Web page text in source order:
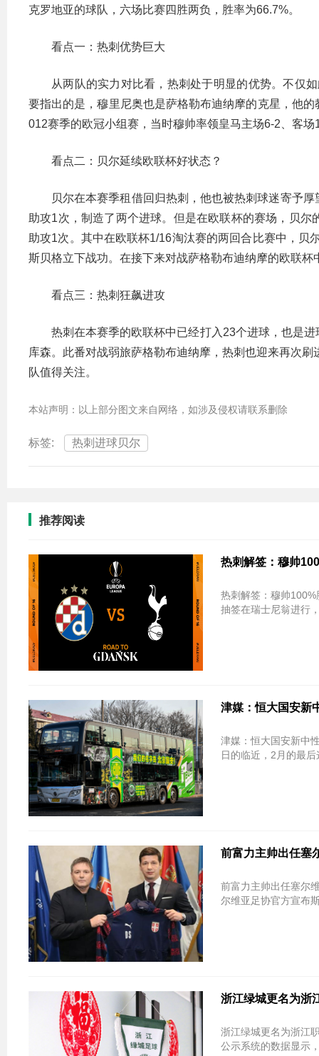
克罗地亚的球队，六场比赛四胜两负，胜率为66.7%。
看点一：热刺优势巨大
从两队的实力对比看，热刺处于明显的优势。不仅
要指出的是，穆里尼奥也是萨格勒布迪纳摩的克星，他
012赛季的欧冠小组赛，当时穆帅率领皇马主场6-2、客
看点二：贝尔延续欧联杯好状态？
贝尔在本赛季租借回归热刺，他也被热刺球迷寄予
助攻1次，制造了两个进球。但是在欧联杯的赛场，贝
助攻1次。其中在欧联杯1/16淘汰赛的两回合比赛中，
斯贝格立下战功。在接下来对战萨格勒布迪纳摩的欧联
看点三：热刺狂飙进攻
热刺在本赛季的欧联杯中已经打入23个进球，也是
库森。此番对战弱旅萨格勒布迪纳摩，热刺也迎来再次
队值得关注。
本站声明：以上部分图文来自网络，如涉及侵权请联系删除
标签: 热刺进球贝尔
推荐阅读
热刺解签：穆帅
热刺解签：穆帅100%胜率优势巨
抽签在瑞士尼翁进行
津媒：恒大国安新
津媒：恒大国安新中
日的临近，2月的最
前富力主帅出任塞
前富力主帅出任塞尔维亚主教
尔维亚足协官方宣布
浙江绿城更名为浙
浙江绿城更名为浙江职业足球俱乐部
公示系统的数据显示